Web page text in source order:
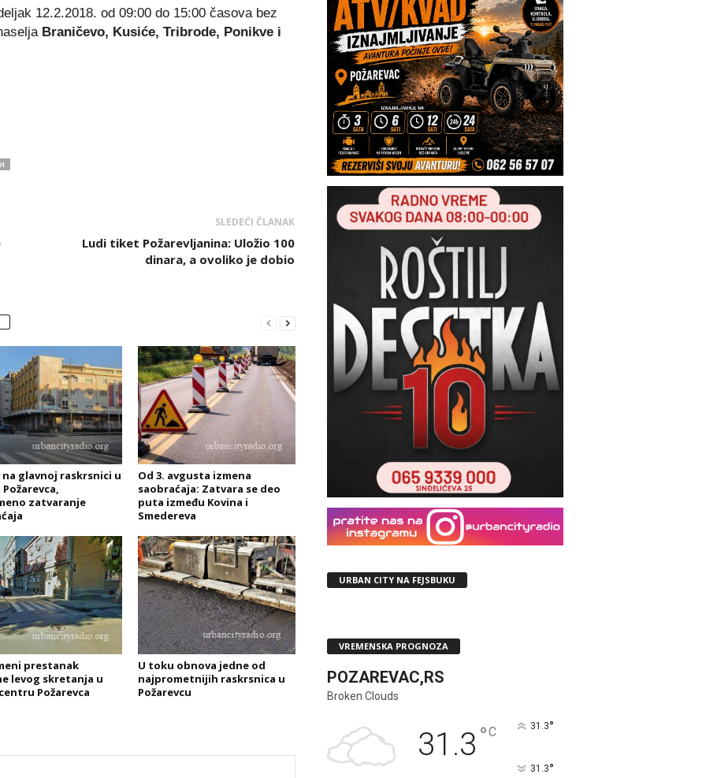
12.2.2018. od 09:00 do 15:00 časova bez
Braničevo, Kusiće, Tribrode, Ponikve i
SLEDEĆI ČLANAK
Ludi tiket Požarevljanina: Uložio 100
dinara, a ovoliko je dobio
na glavnoj raskrsnici u
zatvaranje
Od 3. avgusta izmena
saobraćaja: Zatvara se deo
puta između Kovina i
Smedereva
prestanak
levog skretanja u
Požarevca
U toku obnova jedne od
najprometnijih raskrsnica u
Požarevcu
URBAN CITY NA FEJSBUKU
VREMENSKA PROGNOZA
POZAREVAC,RS
Broken Clouds
31.3 °C 31.3°
31.3°